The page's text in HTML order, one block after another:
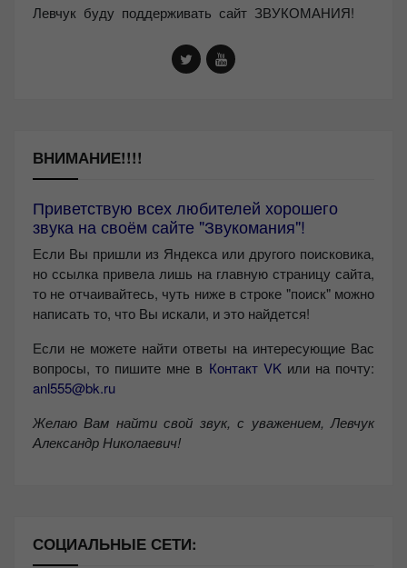
Левчук буду поддерживать сайт ЗВУКОМАНИЯ!
ВНИМАНИЕ!!!!
Приветствую всех любителей хорошего
звука на своём сайте "Звукомания"!
Если Вы пришли из Яндекса или другого поисковика,
но ссылка привела лишь на главную страницу сайта,
то не отчаивайтесь, чуть ниже в строке "поиск" можно
написать то, что Вы искали, и это найдется!
Если не можете найти ответы на интересующие Вас
вопросы, то пишите мне в Контакт VKили на почту:
anl555@bk.ru
Желаю Вам найти свой звук, с уважением, Левчук
Александр Николаевич!
СОЦИАЛЬНЫЕ СЕТИ: